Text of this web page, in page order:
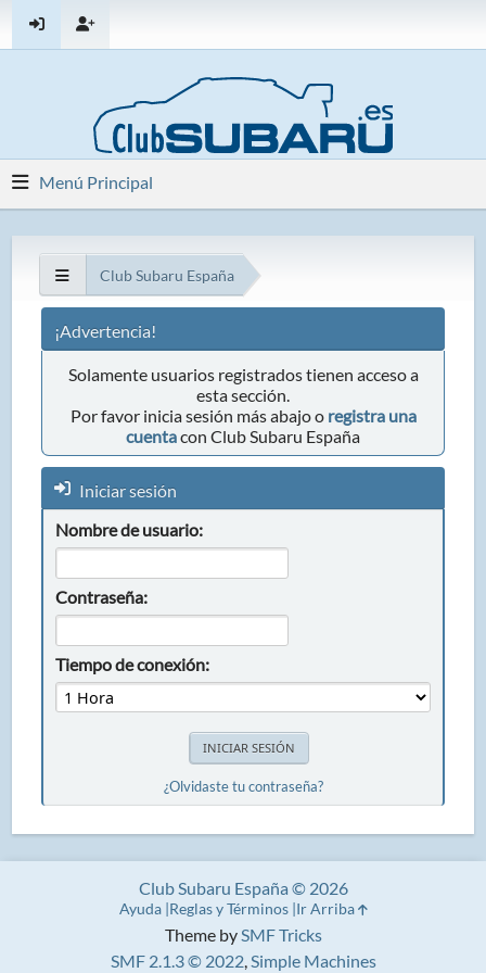
Menú Principal
Club Subaru España
¡Advertencia!
Solamente usuarios registrados tienen acceso a
esta sección.
Por favor inicia sesión más abajo o registra una
cuentacon Club Subaru España
Iniciar sesión
Nombre de usuario:
Contraseña:
Tiempo de conexión:
¿Olvidaste tu contraseña?
Theme bySMF Tricks
SMF 2.1.3 © 2022,Simple Machines
Club Subaru España © 2026
Ayuda Reglas y Términos Ir Arriba